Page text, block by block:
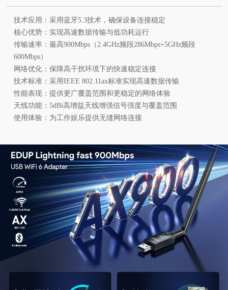
技术应用：采用蓝牙5.3技术，确保设备连接稳定
核心优势：实现高速数据传输与低功耗运行
传输速率：最高900Mbps（2.4GHz频段286Mbps+5GHz频段
600Mbps）
网络优化：保障高干扰环境下的快速稳定连接
技术标准：采用IEEE 802.11ax标准实现高速数据传输
性能表现：提供更广覆盖范围和更稳定的网络体验
天线功能：5dBi高增益天线增强信号强度与覆盖范围
使用体验：为工作娱乐提供无缝网络连接